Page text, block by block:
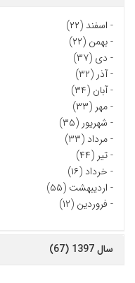
- اسفند (۲۲)
-بهمن (۲۲)
- دی (۳۷)
-آذر (۳۲)
-آبان (۳۴)
-مهر (۳۳)
- شهریور (۳۵)
-مرداد (۳۳)
-تیر (۴۴)
- خرداد (۱۶)
- اردیبهشت (۵۵)
- فروردین (۱۲)
سال 1397 (67)